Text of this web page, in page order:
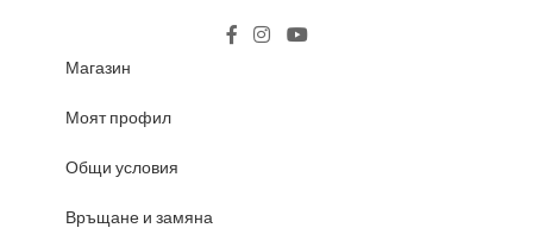
Магазин
Моят профил
Общи условия
Връщане и замяна